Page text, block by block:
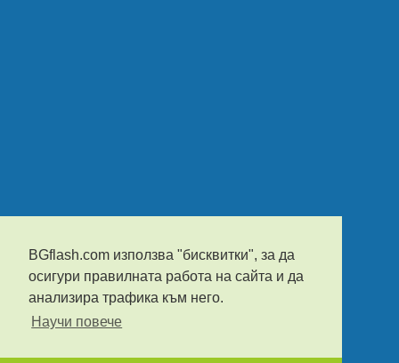
BGflash.com използва "бисквитки", за да
осигури правилната работа на сайта и да
анализира трафика към него.
Научи повече